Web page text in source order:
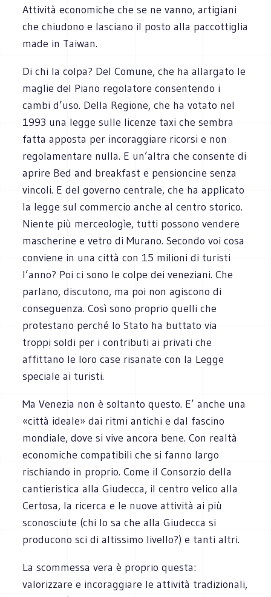
Attività economiche che se ne vanno, artigiani
che chiudono e lasciano il posto alla paccottiglia
made in Taiwan.
Di chi la colpa? Del Comune, che ha allargato le
maglie del Piano regolatore consentendo i
cambi d’uso. Della Regione, che ha votato nel
1993 una legge sulle licenze taxi che sembra
fatta apposta per incoraggiare ricorsi e non
regolamentare nulla. E un’altra che consente di
aprire Bed and breakfast e pensioncine senza
vincoli. E del governo centrale, che ha applicato
la legge sul commercio anche al centro storico.
Niente più merceologìe, tutti possono vendere
mascherine e vetro di Murano. Secondo voi cosa
conviene in una città con 15 milioni di turisti
l’anno? Poi ci sono le colpe dei veneziani. Che
parlano, discutono, ma poi non agiscono di
conseguenza. Così sono proprio quelli che
protestano perché lo Stato ha buttato via
troppi soldi per i contributi ai privati che
affittano le loro case risanate con la Legge
speciale ai turisti.
Ma Venezia non è soltanto questo. E’ anche una
«città ideale» dai ritmi antichi e dal fascino
mondiale, dove si vive ancora bene. Con realtà
economiche compatibili che si fanno largo
rischiando in proprio. Come il Consorzio della
cantieristica alla Giudecca, il centro velico alla
Certosa, la ricerca e le nuove attività ai più
sconosciute (chi lo sa che alla Giudecca si
producono sci di altissimo livello?) e tanti altri.
La scommessa vera è proprio questa:
valorizzare e incoraggiare le attività tradizionali,